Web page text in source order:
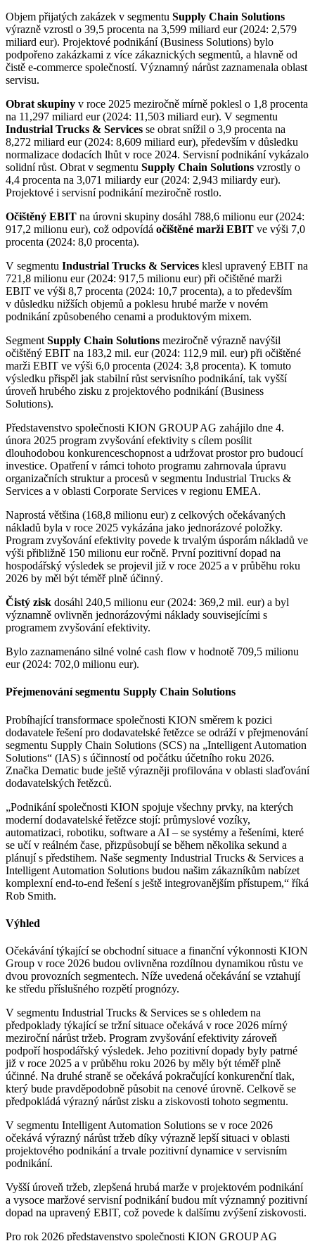
Objem přijatých zakázek v segmentu Supply Chain Solutions
výrazně vzrostl o 39,5 procenta na 3,599 miliard eur (2024: 2,579
miliard eur). Projektové podnikání (Business Solutions) bylo
podpořeno zakázkami z více zákaznických segmentů, a hlavně od
čistě e-commerce společností. Významný nárůst zaznamenala oblast
servisu.
Obrat skupiny v roce 2025 meziročně mírně poklesl o 1,8 procenta
na 11,297 miliard eur (2024: 11,503 miliard eur). V segmentu
Industrial Trucks & Services se obrat snížil o 3,9 procenta na
8,272 miliard eur (2024: 8,609 miliard eur), především v důsledku
normalizace dodacích lhůt v roce 2024. Servisní podnikání vykázalo
solidní růst. Obrat v segmentu Supply Chain Solutions vzrostly o
4,4 procenta na 3,071 miliardy eur (2024: 2,943 miliardy eur).
Projektové i servisní podnikání meziročně rostlo.
Očištěný EBIT na úrovni skupiny dosáhl 788,6 milionu eur (2024:
917,2 milionu eur), což odpovídá očištěné marži EBIT ve výši 7,0
procenta (2024: 8,0 procenta).
V segmentu Industrial Trucks & Services klesl upravený EBIT na
721,8 milionu eur (2024: 917,5 milionu eur) při očištěné marži
EBIT ve výši 8,7 procenta (2024: 10,7 procenta), a to především
v důsledku nižších objemů a poklesu hrubé marže v novém
podnikání způsobeného cenami a produktovým mixem.
Segment Supply Chain Solutions meziročně výrazně navýšil
očištěný EBIT na 183,2 mil. eur (2024: 112,9 mil. eur) při očištěné
marži EBIT ve výši 6,0 procenta (2024: 3,8 procenta). K tomuto
výsledku přispěl jak stabilní růst servisního podnikání, tak vyšší
úroveň hrubého zisku z projektového podnikání (Business
Solutions).
Představenstvo společnosti KION GROUP AG zahájilo dne 4.
února 2025 program zvyšování efektivity s cílem posílit
dlouhodobou konkurenceschopnost a udržovat prostor pro budoucí
investice. Opatření v rámci tohoto programu zahrnovala úpravu
organizačních struktur a procesů v segmentu Industrial Trucks &
Services a v oblasti Corporate Services v regionu EMEA.
Naprostá většina (168,8 milionu eur) z celkových očekávaných
nákladů byla v roce 2025 vykázána jako jednorázové položky.
Program zvyšování efektivity povede k trvalým úsporám nákladů ve
výši přibližně 150 milionu eur ročně. První pozitivní dopad na
hospodářský výsledek se projevil již v roce 2025 a v průběhu roku
2026 by měl být téměř plně účinný.
Čistý zisk dosáhl 240,5 milionu eur (2024: 369,2 mil. eur) a byl
významně ovlivněn jednorázovými náklady souvisejícími s
programem zvyšování efektivity.
Bylo zaznamenáno silné volné cash flow v hodnotě 709,5 milionu
eur (2024: 702,0 milionu eur).
Přejmenování segmentu Supply Chain Solutions
Probíhající transformace společnosti KION směrem k pozici
dodavatele řešení pro dodavatelské řetězce se odráží v přejmenování
segmentu Supply Chain Solutions (SCS) na „Intelligent Automation
Solutions“ (IAS) s účinností od počátku účetního roku 2026.
Značka Dematic bude ještě výrazněji profilována v oblasti slaďování
dodavatelských řetězců.
„Podnikání společnosti KION spojuje všechny prvky, na kterých
moderní dodavatelské řetězce stojí: průmyslové vozíky,
automatizaci, robotiku, software a AI – se systémy a řešeními, které
se učí v reálném čase, přizpůsobují se během několika sekund a
plánují s předstihem. Naše segmenty Industrial Trucks & Services a
Intelligent Automation Solutions budou našim zákazníkům nabízet
komplexní end-to-end řešení s ještě integrovanějším přístupem,“ říká
Rob Smith.
Výhled
Očekávání týkající se obchodní situace a finanční výkonnosti KION
Group v roce 2026 budou ovlivněna rozdílnou dynamikou růstu ve
dvou provozních segmentech. Níže uvedená očekávání se vztahují
ke středu příslušného rozpětí prognózy.
V segmentu Industrial Trucks & Services se s ohledem na
předpoklady týkající se tržní situace očekává v roce 2026 mírný
meziroční nárůst tržeb. Program zvyšování efektivity zároveň
podpoří hospodářský výsledek. Jeho pozitivní dopady byly patrné
již v roce 2025 a v průběhu roku 2026 by měly být téměř plně
účinné. Na druhé straně se očekává pokračující konkurenční tlak,
který bude pravděpodobně působit na cenové úrovně. Celkově se
předpokládá výrazný nárůst zisku a ziskovosti tohoto segmentu.
V segmentu Intelligent Automation Solutions se v roce 2026
očekává výrazný nárůst tržeb díky výrazně lepší situaci v oblasti
projektového podnikání a trvale pozitivní dynamice v servisním
podnikání.
Vyšší úroveň tržeb, zlepšená hrubá marže v projektovém podnikání
a vysoce maržové servisní podnikání budou mít významný pozitivní
dopad na upravený EBIT, což povede k dalšímu zvýšení ziskovosti.
Pro rok 2026 představenstvo společnosti KION GROUP AG